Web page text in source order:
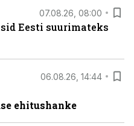
07.08.26, 08:00
Eesti suurimateks
06.08.26, 14:44
ehitushanke